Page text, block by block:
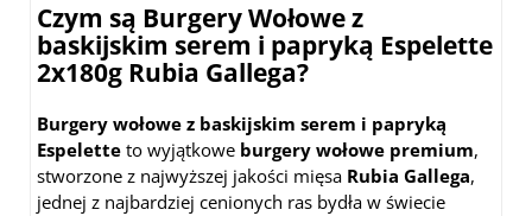
Czym są Burgery Wołowe z
baskijskim serem i papryką Espelette
2x180g Rubia Gallega?
Burgery wołowe z baskijskim serem i papryką
Espelette to wyjątkowe burgery wołowe premium,
stworzone z najwyższej jakości mięsa Rubia Gallega,
jednej z najbardziej cenionych ras bydła w świecie